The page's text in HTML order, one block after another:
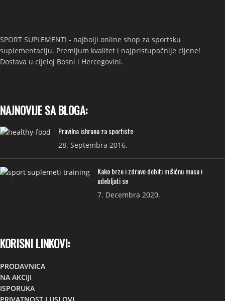
SPORT SUPLEMENTI - najbolji online shop za sportsku
suplementaciju. Premijum kvalitet i najpristupačnije cijene!
Dostava u cijeloj Bosni i Hercegovini.
NAJNOVIJE SA BLOGA:
Pravilna ishrana za sportiste
28. Septembra 2016.
Kako brzo i zdravo dobiti mišićnu masu i
udebljati se
7. Decembra 2020.
KORISNI LINKOVI:
PRODAVNICA
NA AKCIJI
ISPORUKA
PRIVATNOST I USLOVI